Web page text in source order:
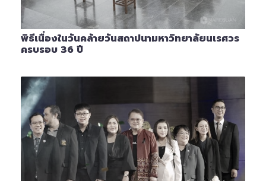
พิธีเนื่องในวันคล้ายวันสถาปนามหาวิทยาลัยนเรศวร
ครบรอบ 36 ปี